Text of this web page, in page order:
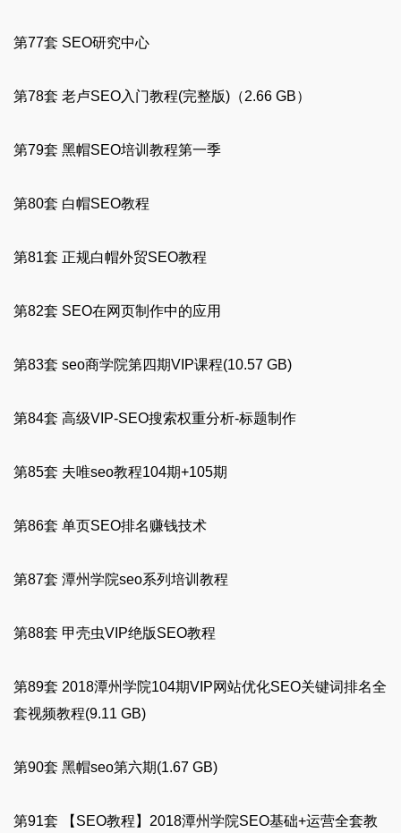
第77套 SEO研究中心
第78套 老卢SEO入门教程(完整版)（2.66 GB）
第79套 黑帽SEO培训教程第一季
第80套 白帽SEO教程
第81套 正规白帽外贸SEO教程
第82套 SEO在网页制作中的应用
第83套 seo商学院第四期VIP课程(10.57 GB)
第84套 高级VIP-SEO搜索权重分析-标题制作
第85套 夫唯seo教程104期+105期
第86套 单页SEO排名赚钱技术
第87套 潭州学院seo系列培训教程
第88套 甲壳虫VIP绝版SEO教程
第89套 2018潭州学院104期VIP网站优化SEO关键词排名全
套视频教程(9.11 GB)
第90套 黑帽seo第六期(1.67 GB)
第91套 【SEO教程】2018潭州学院SEO基础+运营全套教